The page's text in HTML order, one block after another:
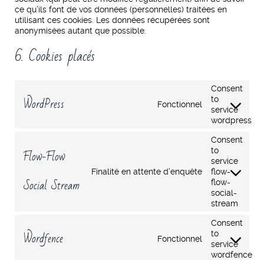
ce qu’ils font de vos données (personnelles) traitées en
utilisant ces cookies. Les données récupérées sont
anonymisées autant que possible.
6. Cookies placés
WordPress Fonctionnel
Consent
to
service
wordpress
Flow-Flow
Social Stream
Finalité en attente d’enquête
Consent
to
service
flow-
flow-
social-
stream
Wordfence Fonctionnel
Consent
to
service
wordfence